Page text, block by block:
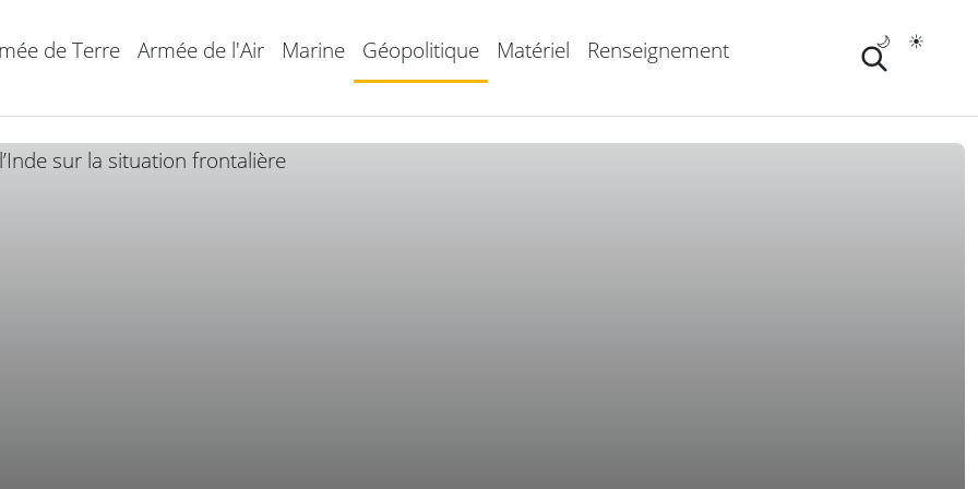
de Terre Armée de l'Air Marine Géopolitique Matériel Renseignement ☀️
🌙